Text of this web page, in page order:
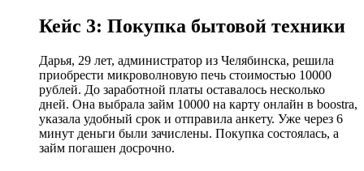
Кейс 3: Покупка бытовой техники
Дарья, 29 лет, администратор из Челябинска, решила
приобрести микроволновую печь стоимостью 10000
рублей. До заработной платы оставалось несколько
дней. Она выбрала займ 10000 на карту онлайн в boostra,
указала удобный срок и отправила анкету. Уже через 6
минут деньги были зачислены. Покупка состоялась, а
займ погашен досрочно.